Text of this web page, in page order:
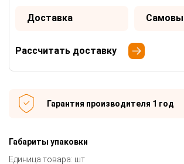
Доставка
Рассчитать доставку
Гарантия производителя 1 год
Габариты упаковки
Единица товара: шт